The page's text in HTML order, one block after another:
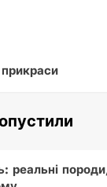
реальні